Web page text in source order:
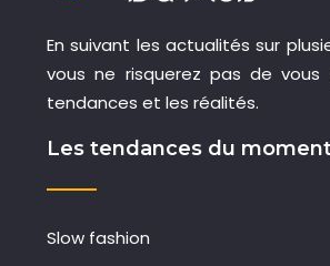
En suivant les actualités sur
vous ne risquerez pas de vous
tendances et les réalités.
Les tendances du
Slow fashion